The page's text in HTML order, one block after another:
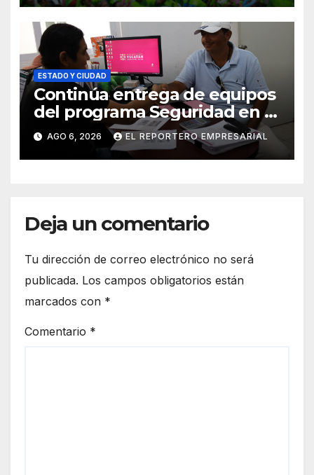
social del delito
ESTADO Y CIUDAD
Continúa entrega de equipos
del programa Seguridad en el
Mar
AGO 6, 2026 EL REPORTERO EMPRESARIAL
Deja un comentario
Tu dirección de correo electrónico no será
publicada. Los campos obligatorios están
marcados con *
Comentario *